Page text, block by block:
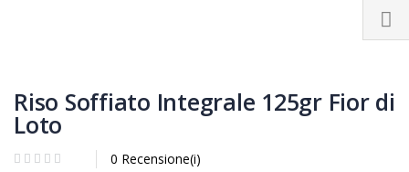
Riso Soffiato Integrale 125gr Fior di
Loto
0 Recensione(i)